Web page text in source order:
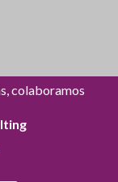
colaboramos